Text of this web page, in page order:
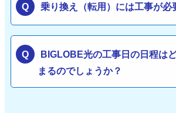
乗り換え（転用）には工事が必
BIGLOBE光の工事日の日程は
まるのでしょうか？